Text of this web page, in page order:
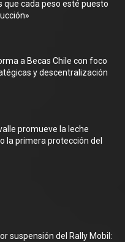
que cada peso esté puesto
a Becas Chile con foco
y descentralización
promueve la leche
la primera protección del
suspensión del Rally Mobil: